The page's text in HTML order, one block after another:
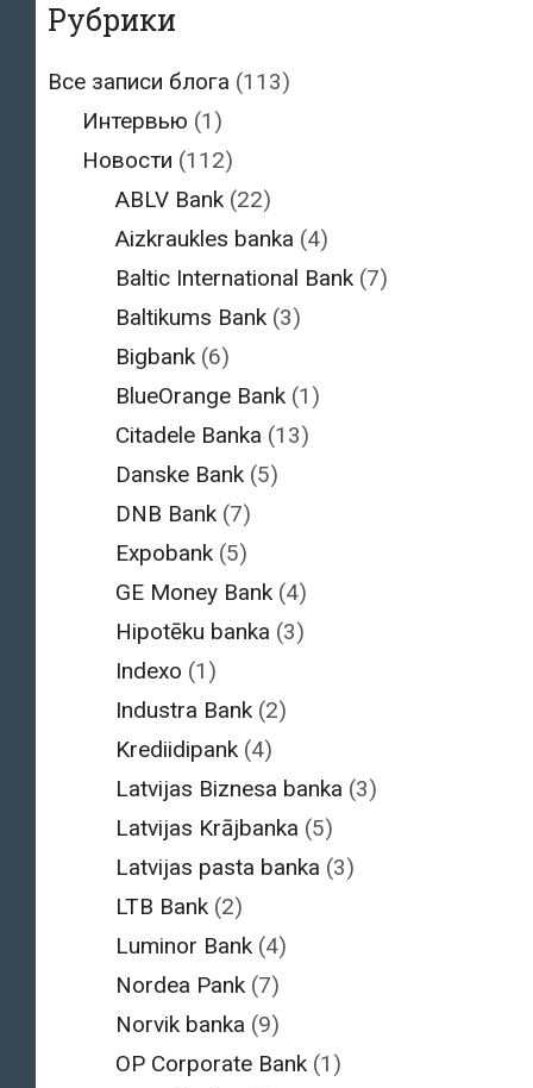
Рубрики
Все записи блога (113)
Интервью (1)
Новости (112)
ABLV Bank (22)
Aizkraukles banka (4)
Baltic International Bank (7)
Baltikums Bank (3)
Bigbank (6)
BlueOrange Bank (1)
Citadele Banka (13)
Danske Bank (5)
DNB Bank (7)
Expobank (5)
GE Money Bank (4)
Hipotēku banka (3)
Indexo (1)
Industra Bank (2)
Krediidipank (4)
Latvijas Biznesa banka (3)
Latvijas Krājbanka (5)
Latvijas pasta banka (3)
LTB Bank (2)
Luminor Bank (4)
Nordea Pank (7)
Norvik banka (9)
OP Corporate Bank (1)